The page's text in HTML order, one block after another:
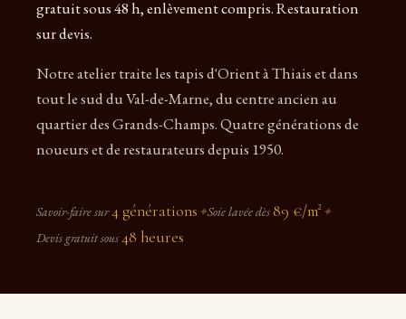
gratuit sous 48 h, enlèvement compris. Restauration
sur devis.
Notre atelier traite les tapis d'Orient à Thiais et dans
tout le sud du Val-de-Marne, du centre ancien au
quartier des Grands-Champs. Quatre générations de
noueurs et de restaurateurs depuis 1950.
Savoir-faire sur4 générations ✦Soie lavée dès 89 €/m² ✦
Devis gratuit sous48 heures